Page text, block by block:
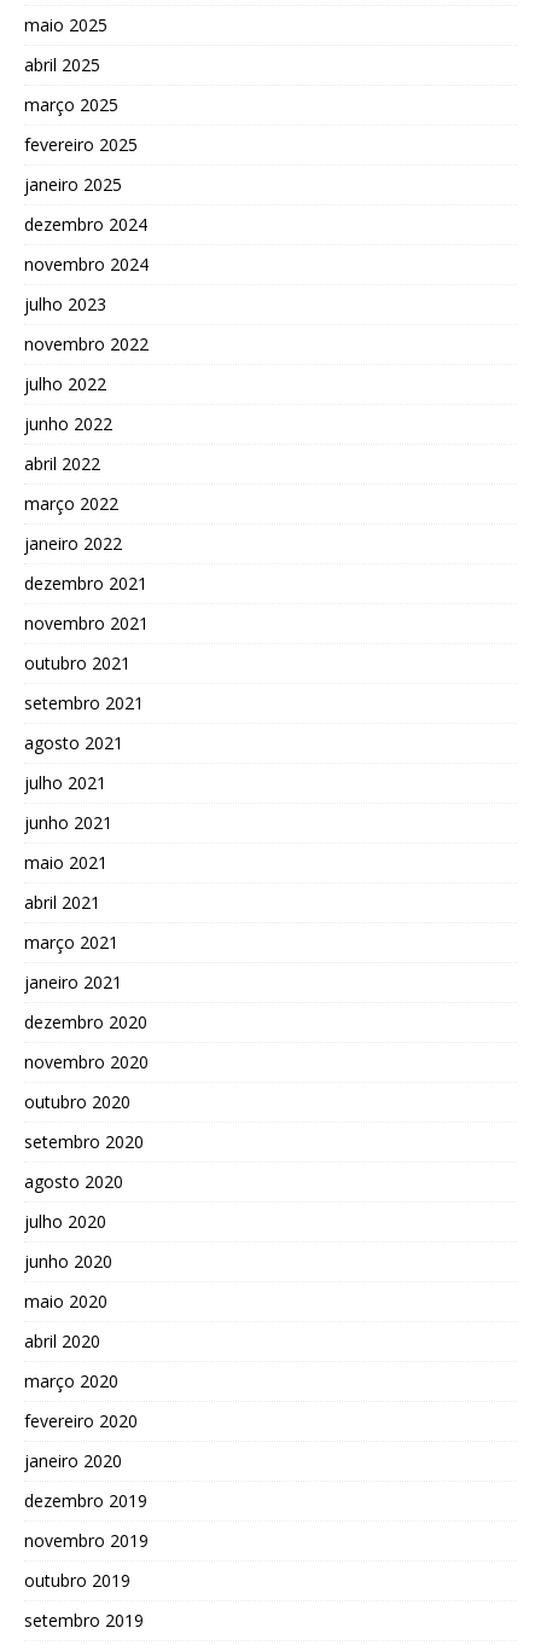
maio 2025
abril 2025
março 2025
fevereiro 2025
janeiro 2025
dezembro 2024
novembro 2024
julho 2023
novembro 2022
julho 2022
junho 2022
abril 2022
março 2022
janeiro 2022
dezembro 2021
novembro 2021
outubro 2021
setembro 2021
agosto 2021
julho 2021
junho 2021
maio 2021
abril 2021
março 2021
janeiro 2021
dezembro 2020
novembro 2020
outubro 2020
setembro 2020
agosto 2020
julho 2020
junho 2020
maio 2020
abril 2020
março 2020
fevereiro 2020
janeiro 2020
dezembro 2019
novembro 2019
outubro 2019
setembro 2019